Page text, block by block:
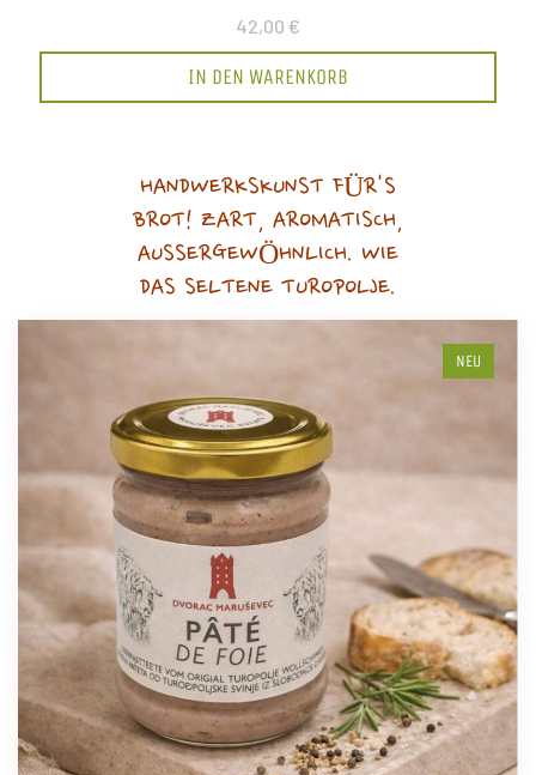
42,00 €
IN DEN WARENKORB
HANDWERKSKUNST FÜR'S
BROT! ZART, AROMATISCH,
AUSSERGEWÖHNLICH. WIE
DAS SELTENE TUROPOLJE.
NEU